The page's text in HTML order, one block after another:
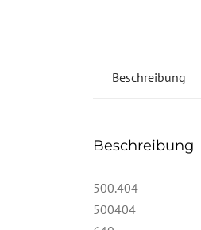
Beschreibung
Beschreibung
500.404
500404